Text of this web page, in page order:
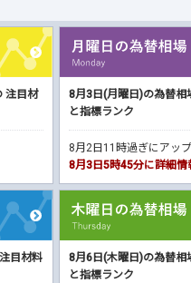
注目材
8月3日(月曜日)の為替相
と指標ランク
8月2日11時過ぎにアッ
8月3日5時45分に詳細情
目材料
8月6日(木曜日)の為替相
と指標ランク